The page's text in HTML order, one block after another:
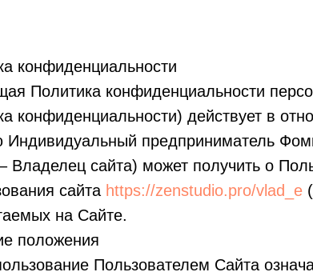
конфиденциальности
Политика конфиденциальности
конфиденциальности) действует в
Индивидуальный предприниматель
Владелец сайта) может получить о
сайта https://zenstudio.pro/vlad_e
на Сайте.
положения
Пользователем Сайта